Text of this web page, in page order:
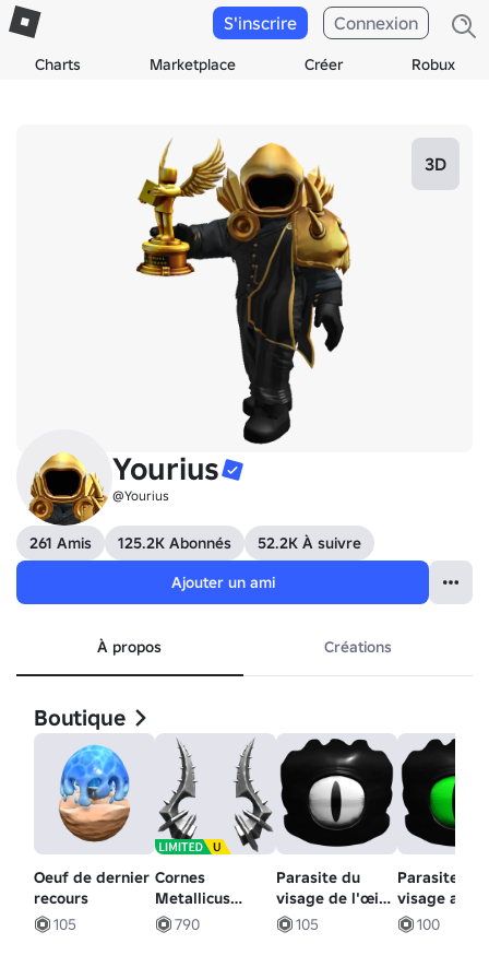
Charts Marketplace Créer Robux
S'inscrire Connexion
3D
Yourius
@Yourius
261 Amis 125.2K Abonnés
52.2K À suivre
Ajouter un ami
À propos Créations
Boutique
Oeuf de dernier
recours
105
Cornes
Metallicus
spectrales
790
Parasite du
visage de l'œil
du vide
105
Parasite au
visage aux
yeux verts
100